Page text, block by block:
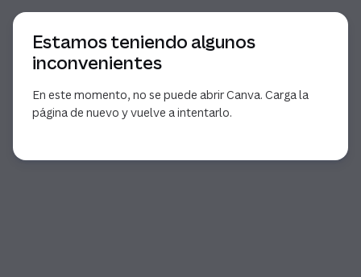
Estamos teniendo algunos
inconvenientes
En este momento, no se puede abrir Canva. Carga la
página de nuevo y vuelve a intentarlo.